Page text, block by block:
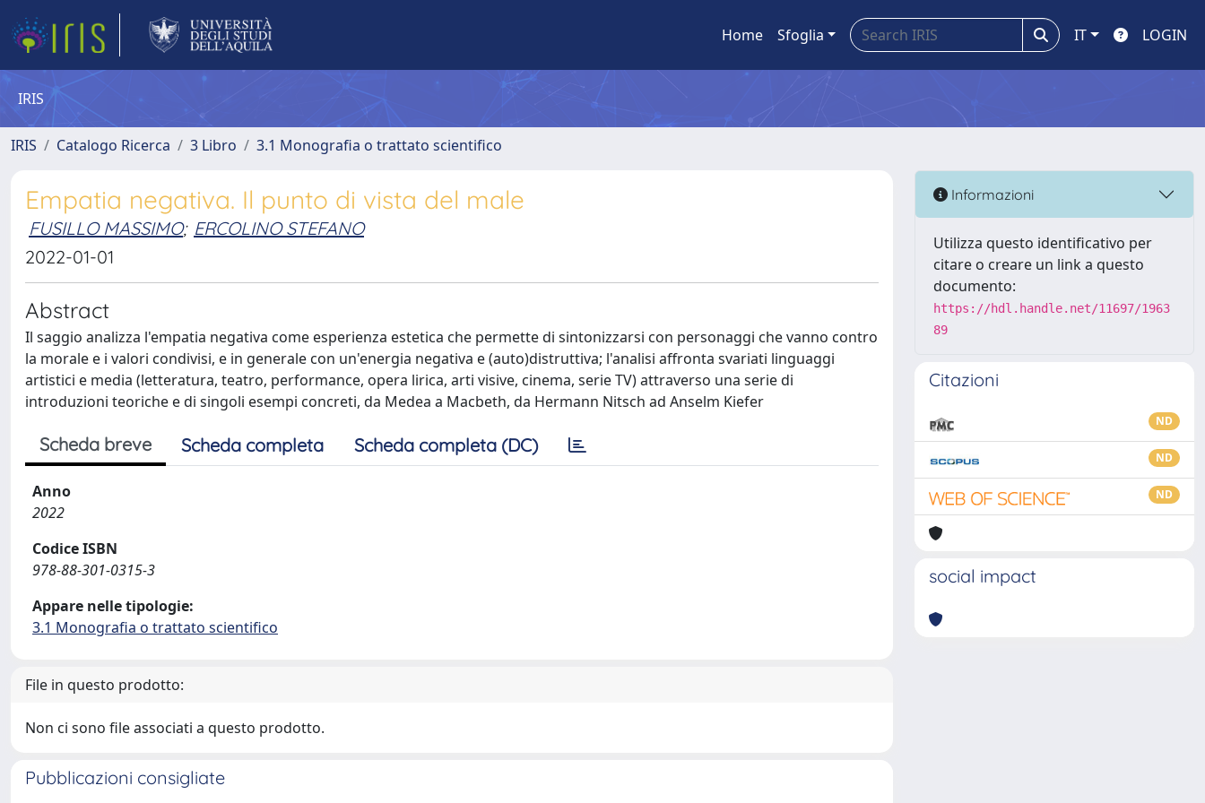
Home Sfoglia IT LOGIN
IRIS
IRIS Catalogo Ricerca 3 Libro 3.1 Monografia o trattato scientifico
Empatia negativa. Il punto di vista del male
FUSILLO MASSIMO; ERCOLINO STEFANO
2022-01-01
Abstract
Il saggio analizza l'empatia negativa come esperienza estetica che permette di sintonizzarsi con personaggi che vanno contro
la morale e i valori condivisi, e in generale con un'energia negativa e (auto)distruttiva; l'analisi affronta svariati linguaggi
artistici e media (letteratura, teatro, performance, opera lirica, arti visive, cinema, serie TV) attraverso una serie di
introduzioni teoriche e di singoli esempi concreti, da Medea a Macbeth, da Hermann Nitsch ad Anselm Kiefer
Scheda breve Scheda completa Scheda completa (DC)
Anno
2022
Codice ISBN
978-88-301-0315-3
Appare nelle tipologie:
3.1 Monografia o trattato scientifico
File in questo prodotto:
Non ci sono file associati a questo prodotto.
Pubblicazioni consigliate
Informazioni
Utilizza questo identificativo per
citare o creare un link a questo
documento:
https://hdl.handle.net/11697/1963
89
Citazioni
ND
ND
ND
social impact